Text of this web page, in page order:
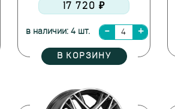
17 720 ₽
в наличии: 4 шт.
В КОРЗИНУ